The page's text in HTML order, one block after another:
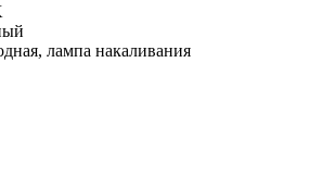
лампа накаливания